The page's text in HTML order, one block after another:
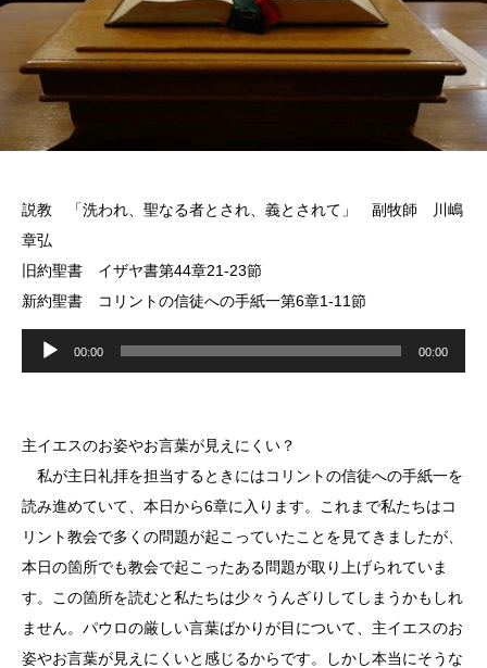
説教 「洗われ、聖なる者とされ、義とされて」 副牧師 川嶋
章弘
旧約聖書 イザヤ書第44章21-23節
新約聖書 コリントの信徒への手紙一第6章1-11節
音
ー
ー
00:00 00:00
主イエスのお姿やお言葉が見えにくい？
私が主日礼拝を担当するときにはコリントの信徒への手紙一を
読み進めていて、本日から6章に入ります。これまで私たちはコ
リント教会で多くの問題が起こっていたことを見てきましたが、
本日の箇所でも教会で起こったある問題が取り上げられていま
す。この箇所を読むと私たちは少々うんざりしてしまうかもしれ
ません。パウロの厳しい言葉ばかりが目について、主イエスのお
姿やお言葉が見えにくいと感じるからです。しかし本当にそうな